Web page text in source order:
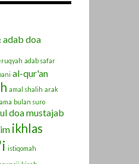
adab doa
adab safar
al-qur'an
amal shalih arak
bulan suro
doa mustajab
ikhlas
istiqomah